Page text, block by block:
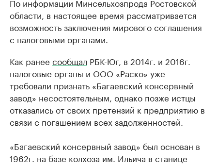
области, в настоящее время рассматривается
возможность заключения мирового соглашения
с налоговыми органами.
Как ранее сообщал РБК-Юг, в 2014г. и 2016г.
налоговые органы и ООО «Раско» уже
требовали признать «Багаевский консервный
завод» несостоятельным, однако позже истцы
отказались от своих претензий к предприятию в
связи с погашением всех задолженностей.
«Багаевский консервный завод» был основан в
1962г. на базе колхоза им. Ильича в станице